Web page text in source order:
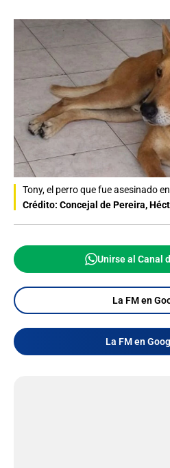
Tony, el perro que fue asesinado
Crédito: Concejal de Pereira,
Unirse al Canal
La FM en
La FM en